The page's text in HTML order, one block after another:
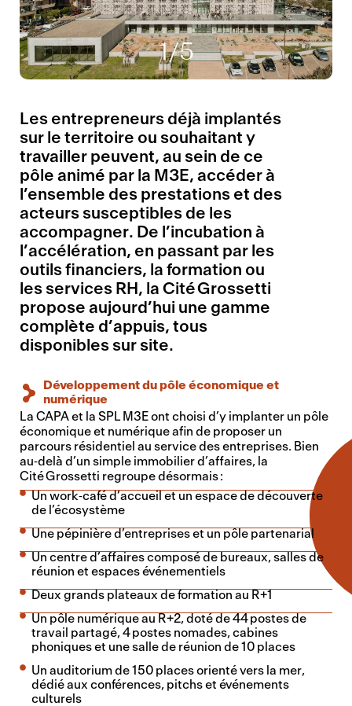
1/5
Les entrepreneurs déjà implantés
sur le territoire ou souhaitant y
travailler peuvent, au sein de ce
pôle animé par la M3E, accéder à
l’ensemble des prestations et des
acteurs susceptibles de les
accompagner. De l’incubation à
l’accélération, en passant par les
outils financiers, la formation ou
les services RH, la Cité Grossetti
propose aujourd’hui une gamme
complète d’appuis, tous
disponibles sur site.
Développement du pôle économique et
numérique
La CAPA et la SPL M3E ont choisi d’y implanter un pôle
économique et numérique afin de proposer un
parcours résidentiel au service des entreprises. Bien
au‑delà d’un simple immobilier d’affaires, la
Cité Grossetti regroupe désormais :
Un work‑café d’accueil et un espace de découverte
de l’écosystème
Une pépinière d’entreprises et un pôle partenarial
Un centre d’affaires composé de bureaux, salles de
réunion et espaces événementiels
Deux grands plateaux de formation au R+1
Un pôle numérique au R+2, doté de 44 postes de
travail partagé, 4 postes nomades, cabines
phoniques et une salle de réunion de 10 places
Un auditorium de 150 places orienté vers la mer,
dédié aux conférences, pitchs et événements
culturels